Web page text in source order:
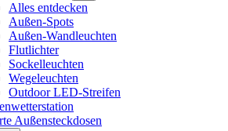
Alles entdecken
Außen-Spots
Außen-Wandleuchten
Flutlichter
Sockelleuchten
Wegeleuchten
Outdoor LED-Streifen
Außensteckdosen